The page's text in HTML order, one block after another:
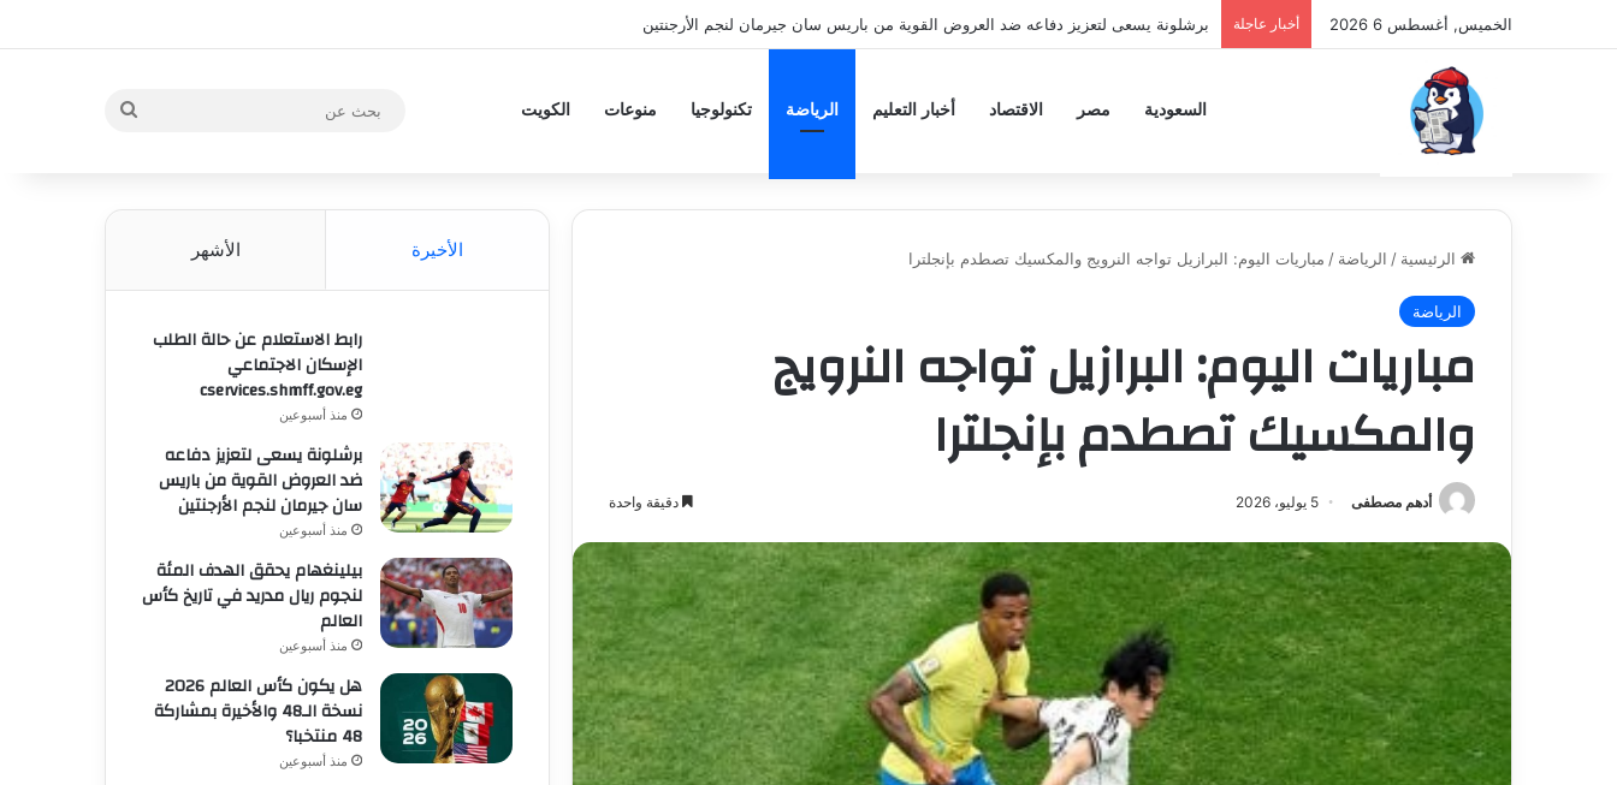
الخميس, أغسطس 6 2026 أخبار عاجلة برشلونة يسعى لتعزيز دفاعه ضد العروض القوية من باريس سان جيرمان لنجم الأرجنتين
السعودية مصر الاقتصاد أخبار التعليم الرياضة تكنولوجيا منوعات الكويت
بحث
الرئيسية / الرياضة / مباريات اليوم: البرازيل تواجه النرويج والمكسيك تصطدم بإنجلترا
الرياضة
مباريات اليوم: البرازيل تواجه النرويج
والمكسيك تصطدم بإنجلترا
أدهم مصطفى 5 يوليو، 2026 دقيقة واحدة
الأخيرة الأشهر
رابط الاستعلام عن حالة الطلب
الإسكان الاجتماعي
cservices.shmff.gov.eg
منذ أسبوعين
برشلونة يسعى لتعزيز دفاعه
ضد العروض القوية من باريس
سان جيرمان لنجم الأرجنتين
منذ أسبوعين
بيلينغهام يحقق الهدف المئة
لنجوم ريال مدريد في تاريخ كأس
العالم
منذ أسبوعين
هل يكون كأس العالم 2026
نسخة الـ48 والأخيرة بمشاركة
48 منتخبا؟
منذ أسبوعين